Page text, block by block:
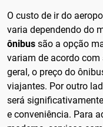
O custo de ir do
varia dependendo do
ônibus são a opção
variam de acordo
geral, o preço do
viajantes. Por outro
será
e conveniência. Para